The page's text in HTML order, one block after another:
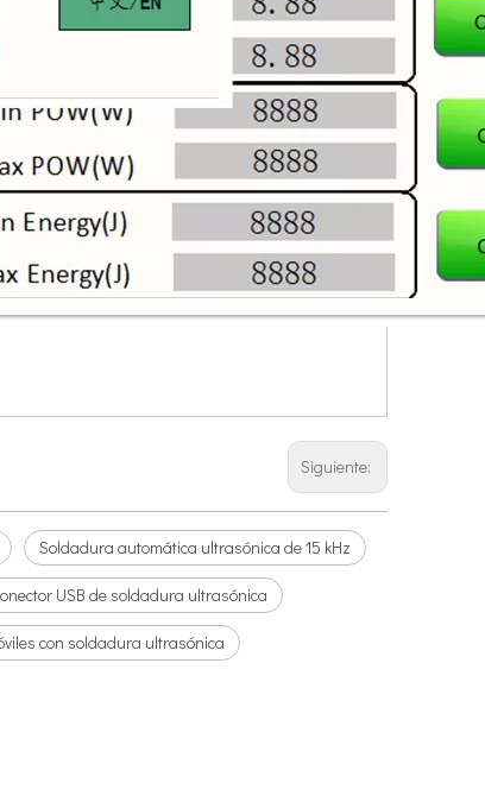
？ ¿Cómo funciona la soldadura ultrasónica? ¿Cuál es la
la superficie del vidrio óptico. Utiliza ondas ultrasónicas
Siguiente:
Soldadura automática ultrasónica de 15 kHz
USB de soldadura ultrasónica
con soldadura ultrasónica